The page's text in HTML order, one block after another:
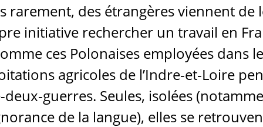
rarement, des étrangères viennent de
initiative rechercher un travail en
ces Polonaises employées dans
agricoles de l’Indre-et-Loire
deux-guerres. Seules, isolées
de la langue), elles se